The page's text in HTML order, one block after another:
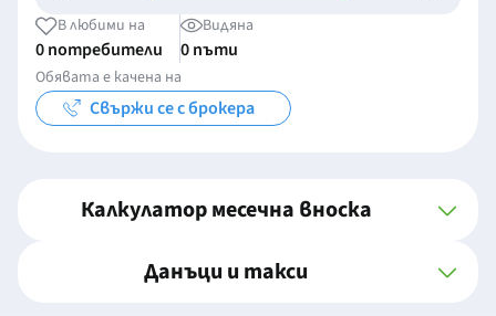
В любими на
0 потребители
Видяна
0 пъти
Обявата е качена на
Свържи се с брокера
Калкулатор месечна вноска
Данъци и такси